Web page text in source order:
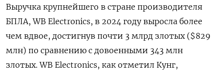
Выручка крупнейшего в стране производителя
БПЛА, WB Electronics, в 2024 году выросла более
чем вдвое, достигнув почти 3 млрд злотых ($829
млн) по сравнению с довоенными 343 млн
злотых. WB Electronics, как отметил Кунг,